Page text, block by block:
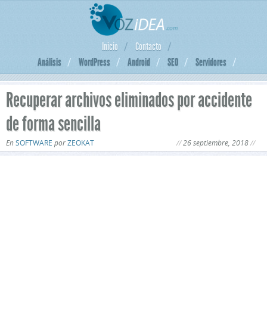
Inicio
Contacto
Análisis
WordPress Android SEO Servidores
Recuperar archivos eliminados por accidente
de forma sencilla
EnSOFTWARE porZEOKAT 26 septiembre, 2018